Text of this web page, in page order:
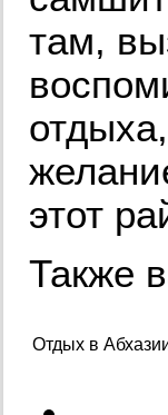
там,
этот
Также
Отдых в